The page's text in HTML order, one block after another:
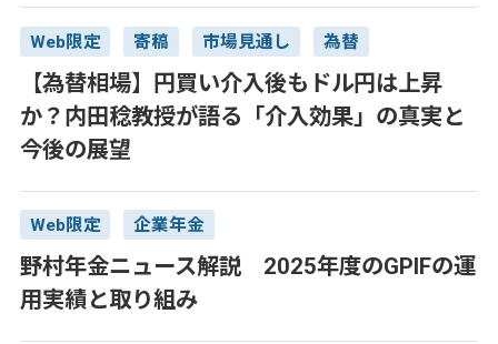
Web限定 寄稿 市場見通し 為替
【為替相場】円買い介入後もドル円は上昇
か？内田稔教授が語る「介入効果」の真実と
今後の展望
Web限定 企業年金
野村年金ニュース解説 2025年度のGPIFの運
用実績と取り組み